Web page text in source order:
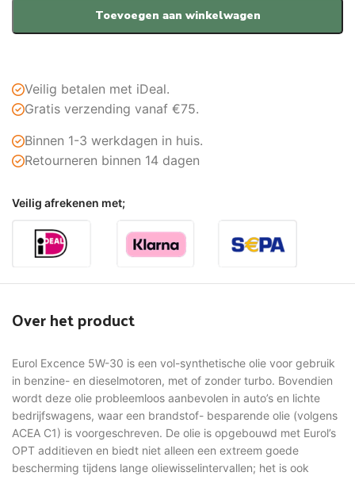
Toevoegen aan winkelwagen
Veilig betalen met iDeal.
Gratis verzending vanaf €75.
Binnen 1-3 werkdagen in huis.
Retourneren binnen 14 dagen
Veilig afrekenen met;
Over het product
Eurol Excence 5W-30 is een vol-synthetische olie voor gebruik
in benzine- en dieselmotoren, met of zonder turbo. Bovendien
wordt deze olie probleemloos aanbevolen in auto’s en lichte
bedrijfswagens, waar een brandstof- besparende olie (volgens
ACEA C1) is voorgeschreven. De olie is opgebouwd met Eurol’s
OPT additieven en biedt niet alleen een extreem goede
bescherming tijdens lange oliewisselintervallen; het is ook